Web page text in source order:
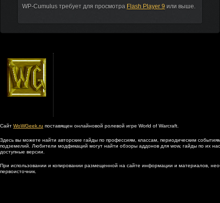
WP-Cumulus требует для просмотра Flash Player 9 или выше.
Сайт WoWGeek.ru поставящен онлайновой ролевой игре World of Warcraft.
Здесь вы можете найти авторские гайды по профессиям, классам, периодическим
подземелий. Любители модфикаций могут найти обзоры аддонов для wow, гайды по их
доступные версии.
При использовании и копировании размещенной на сайте информации и материалов,
первоисточник.